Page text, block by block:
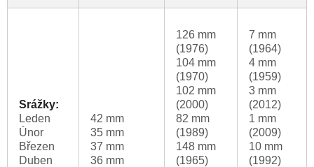
Srážky:
Leden
Únor
Březen
Duben
42 mm
35 mm
37 mm
36 mm
126 mm
(1976)
104 mm
(1970)
102 mm
(2000)
82 mm
(1989)
148 mm
(1965)
7 mm
(1964)
4 mm
(1959)
3 mm
(2012)
1 mm
(2009)
10 mm
(1992)